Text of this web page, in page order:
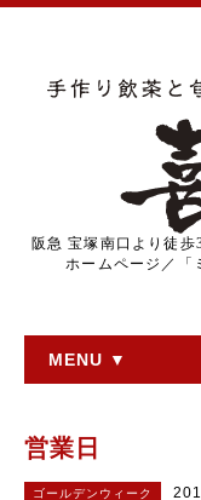
阪急 宝塚南口より徒
ホームページ／「
MENU ▼
営業日
ゴールデンウィーク